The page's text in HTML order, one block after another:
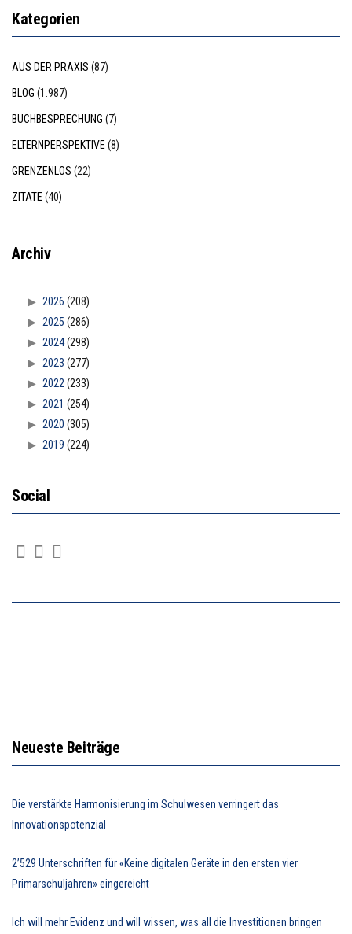
Kategorien
AUS DER PRAXIS (87)
BLOG (1.987)
BUCHBESPRECHUNG (7)
ELTERNPERSPEKTIVE(8)
GRENZENLOS (22)
ZITATE(40)
Archiv
2026 (208)
2025 (286)
2024(298)
2023 (277)
2022(233)
2021 (254)
2020 (305)
2019 (224)
Social
Neueste Beiträge
Die verstärkte Harmonisierung im Schulwesen verringert das
Innovationspotenzial
2’529 Unterschriften für «Keine digitalen Geräte in den ersten vier
Primarschuljahren» eingereicht
Ich will mehr Evidenz und will wissen, was all die Investitionen bringen